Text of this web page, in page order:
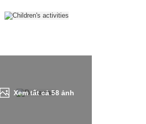
Xem tất cả58 ảnh